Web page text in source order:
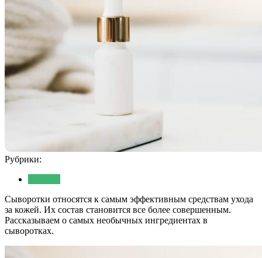
Рубрики:
Сыворотки относятся к самым эффективным средствам ухода
за кожей. Их состав становится все более совершенным.
Рассказываем о самых необычных ингредиентах в
сыворотках.